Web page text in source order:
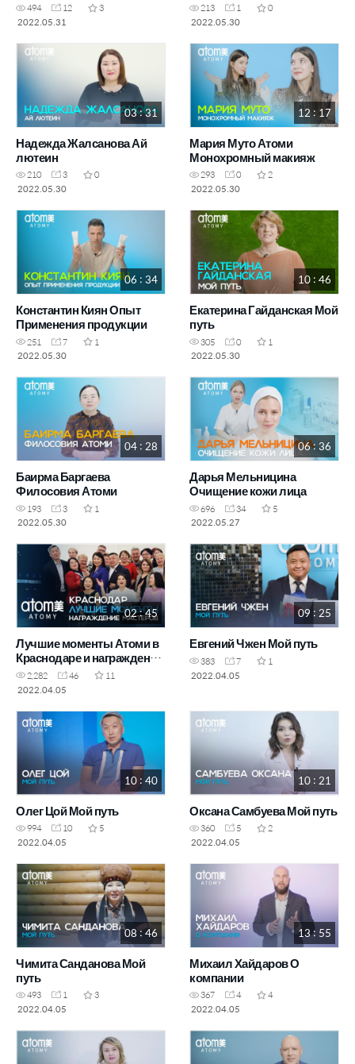
494 12
3
2022.05.31
213 1
0
2022.05.30
03 : 31
Надежда Жалсанова Ай
лютеин
210 3
0
2022.05.30
12 : 17
Мария Муто Атоми
Монохромный макияж
293 0
2
2022.05.30
06 : 34
Константин Киян Опыт
Применения продукции
251 7
1
2022.05.30
10 : 46
Екатерина Гайданская Мой
путь
305 0
1
2022.05.30
04 : 28
Баирма Баргаева
Филосовия Атоми
193 3
1
2022.05.30
06 : 36
Дарья Мельницина
Очищение кожи лица
696 34
5
2022.05.27
02 : 45
Лучшие моменты Атоми в
Краснодаре и награждение
мастеров
2,282 46
11
2022.04.05
09 : 25
Евгений Чжен Мой путь
383 7
1
2022.04.05
10 : 40
Олег Цой Мой путь
994 10
5
2022.04.05
10 : 21
Оксана Самбуева Мой путь
360 5
2
2022.04.05
08 : 46
Чимита Санданова Мой
путь
493 1
3
2022.04.05
13 : 55
Михаил Хайдаров О
компании
367 4
4
2022.04.05